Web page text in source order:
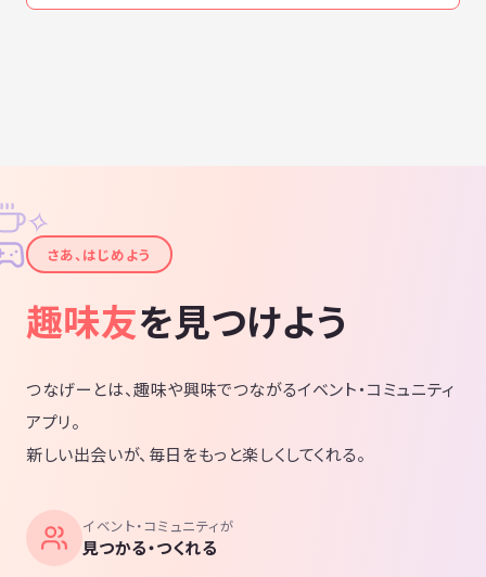
✦
✧
さあ、はじめよう
趣味友を見つけよう
つなげーとは、趣味や興味でつながるイベント・コミュニティ
アプリ。
新しい出会いが、毎日をもっと楽しくしてくれる。
イベント・コミュニティが
見つかる・つくれる